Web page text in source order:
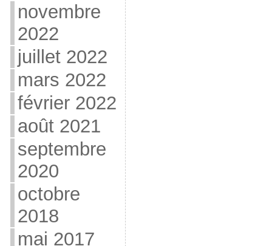
novembre
2022
juillet 2022
mars 2022
février 2022
août 2021
septembre
2020
octobre
2018
mai 2017